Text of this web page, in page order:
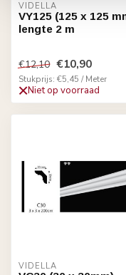
VIDELLA
VY125 (125 x 125
lengte 2 m
€12,10 €10,90
Stukprijs: €5,45 / Meter
Niet op voorraad
VIDELLA